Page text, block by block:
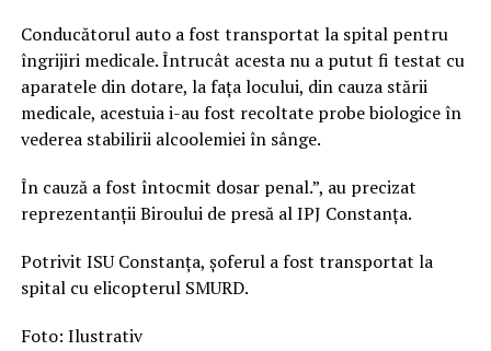
Conducătorul auto a fost transportat la spital pentru
îngrijiri medicale. Întrucât acesta nu a putut fi testat cu
aparatele din dotare, la fața locului, din cauza stării
medicale, acestuia i-au fost recoltate probe biologice în
vederea stabilirii alcoolemiei în sânge.
În cauză a fost întocmit dosar penal.”, au precizat
reprezentanții Biroului de presă al IPJ Constanța.
Potrivit ISU Constanța, șoferul a fost transportat la
spital cu elicopterul SMURD.
Foto: Ilustrativ